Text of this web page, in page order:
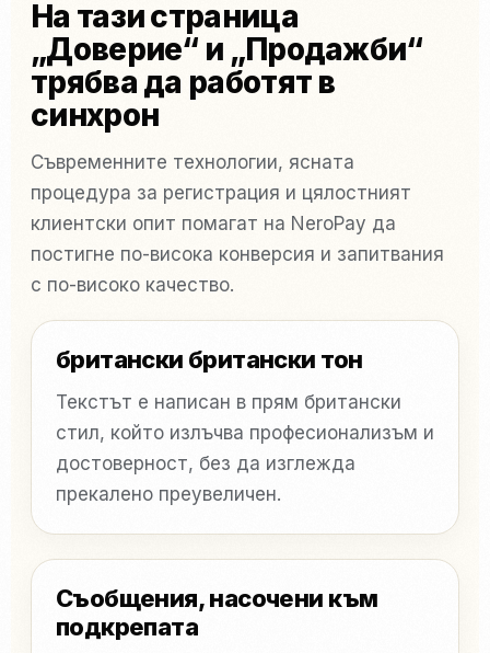
На тази страница
„Доверие“ и „Продажби“
трябва да работят в
синхрон
Съвременните технологии, ясната
процедура за регистрация и цялостният
клиентски опит помагат на NeroPay да
постигне по-висока конверсия и запитвания
с по-високо качество.
британски британски тон
Текстът е написан в прям британски
стил, който излъчва професионализъм и
достоверност, без да изглежда
прекалено преувеличен.
Съобщения, насочени към
подкрепата